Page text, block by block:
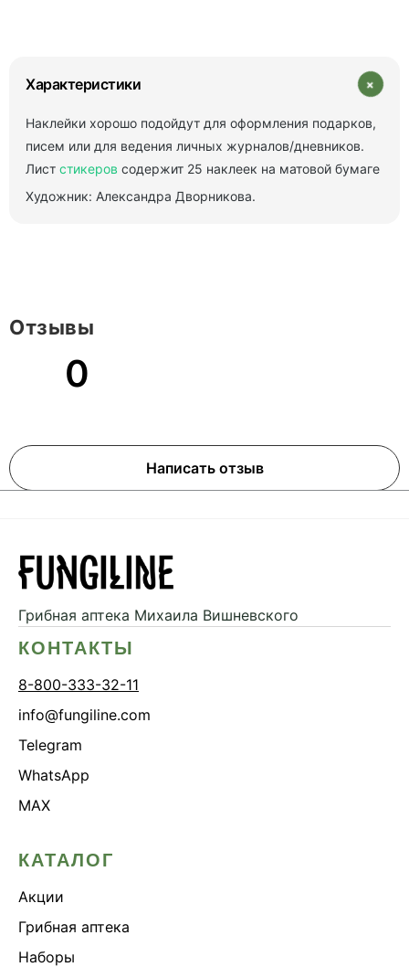
Характеристики +
Наклейки хорошо подойдут для оформления подарков,
писем или для ведения личных журналов/дневников.
Лист стикеров содержит 25 наклеек на матовой бумаге
Художник: Александра Дворникова.
0
Написать отзыв
Отзывы
Грибная аптека Михаила Вишневского
КОНТАКТЫ
8-800-333-32-11
info@fungiline.com
Telegram
WhatsApp
MAX
КАТАЛОГ
Акции
Грибная аптека
Наборы